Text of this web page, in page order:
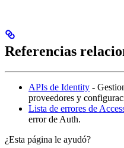
Referencias
APIs de Identity -
proveedores y
Lista de errores de
error de Auth.
¿Esta página le ayudó?